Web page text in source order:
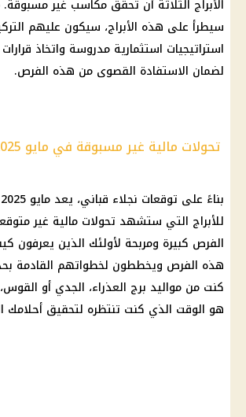
الأبراج الثلاثة أن تحقق مكاسب غير
سيطرأ على هذه الأبراج، سيكون عليهم
استراتيجيات استثمارية مدروسة واتخاذ
لضمان الاستفادة القصوى من هذه الفرص.
تحولات مالية غير مسبوقة في مايو 2025
للأبراج التي ستشهد تحولات مالية غير
الفرص كبيرة ومربحة لأولئك الذين يعرفون
هذه الفرص ويخططون لخطواتهم القادمة
كنت من مواليد برج العذراء، الجدي أو
هو الوقت الذي كنت تنتظره لتحقيق أحلامك